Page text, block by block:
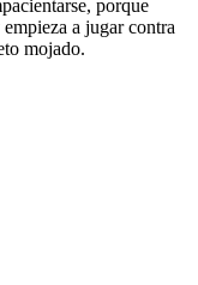
porque
a jugar contra
mojado.